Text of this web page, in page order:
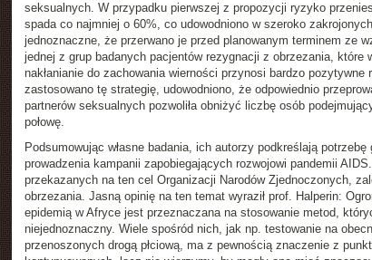
seksualnych. W przypadku pierwszej z propozycji ryzyko
spada co najmniej o 60%, co udowodniono w szeroko
jednoznaczne, że przerwano je przed planowanym terminem ze
jednej z grup badanych pacjentów rezygnacji z obrzezania, które
nakłanianie do zachowania wierności przynosi bardzo
zastosowano tę strategię, udowodniono, że odpowiednio
partnerów seksualnych pozwoliła obniżyć liczbę osób
połowę.
Podsumowując własne badania, ich autorzy podkreślają
prowadzenia kampanii zapobiegających rozwojowi pandemii
przekazanych na ten cel Organizacji Narodów Zjednoczonych,
obrzezania. Jasną opinię na ten temat wyraził prof. Halperin:
epidemią w Afryce jest przeznaczana na stosowanie metod,
niejednoznaczny. Wiele spośród nich, jak np. testowanie na
przenoszonych drogą płciową, ma z pewnością znaczenie z